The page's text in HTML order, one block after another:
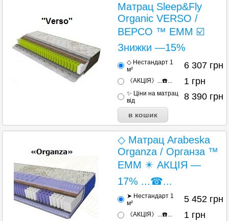
Матрац Sleep&Fly
Organic VERSO /
ВЕРСО ™ ЕММ ☑️
Знижки —15%
◇ Нестандарт 1
м²
6 307 грн
《АКЦІЯ》...☎️... 1 грн
✨ Ціни на матрац
від
8 390 грн
◇ Матрац Arabeska
Organza / Органза ™
ЕММ ✴️ АКЦІЯ —
17% ...☎...
➤ Нестандарт 1
м²
5 452 грн
《АКЦІЯ》...☎️... 1 грн